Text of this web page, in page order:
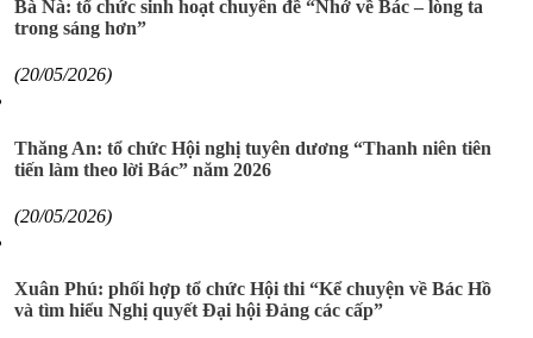
Bà Nà: tổ chức sinh hoạt chuyên đề “Nhớ về Bác – lòng ta
trong sáng hơn”
(20/05/2026)
Thăng An: tổ chức Hội nghị tuyên dương “Thanh niên tiên
tiến làm theo lời Bác” năm 2026
(20/05/2026)
Xuân Phú: phối hợp tổ chức Hội thi “Kể chuyện về Bác Hồ
và tìm hiểu Nghị quyết Đại hội Đảng các cấp”